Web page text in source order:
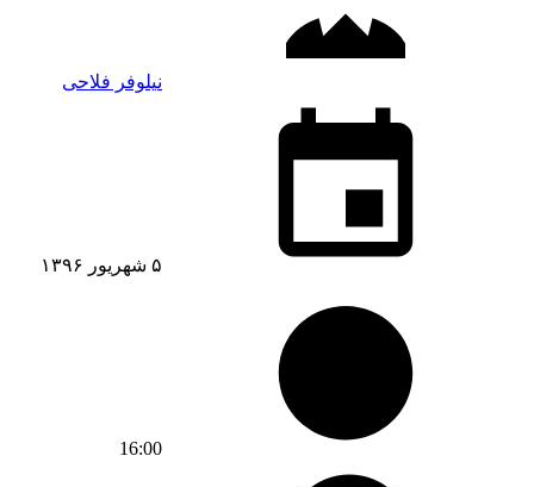
نیلوفر فلاحی
۵ شهریور ۱۳۹۶
16:00